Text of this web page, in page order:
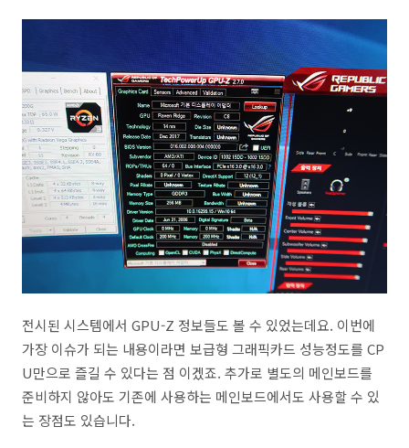
전시된 시스템에서 GPU-Z 정보들도 볼 수 있었는데요. 이번에
가장 이슈가 되는 내용이라면 보급형 그래픽카드 성능정도를 CP
U만으로 즐길 수 있다는 점 이겠죠. 추가로 별도의 메인보드를
준비하지 않아도 기존에 사용하는 메인보드에서도 사용할 수 있
는 장점도 있습니다.